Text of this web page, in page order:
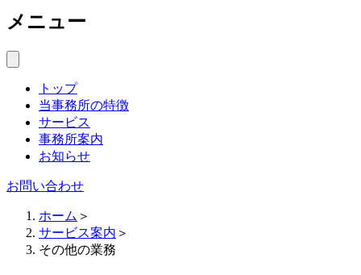
メニュー
トップ
当事務所の特徴
サービス
事務所案内
お知らせ
お問い合わせ
ホーム ＞
サービス案内 ＞
その他の業務